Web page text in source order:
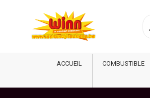
ACCUEIL COMBUSTIBLE